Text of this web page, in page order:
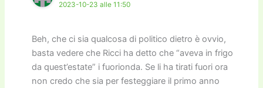
2023-10-23 alle 11:50
Beh, che ci sia qualcosa di politico dietro è ovvio,
basta vedere che Ricci ha detto che “aveva in frigo
da quest’estate” i fuorionda. Se li ha tirati fuori ora
non credo che sia per festeggiare il primo anno